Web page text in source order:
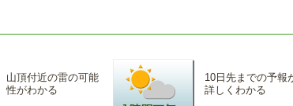
山頂付近の雷の可能
性がわかる
10日先までの予報
詳しくわかる